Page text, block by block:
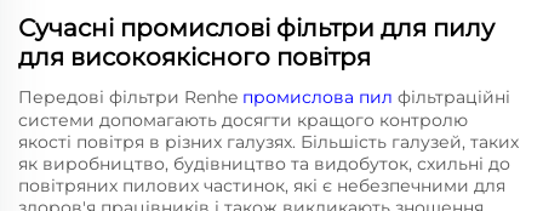
Сучасні промислові фільтри для пилу
для високоякісного повітря
Передові фільтри Renhe промислова пил фільтраційні
системи допомагають досягти кращого контролю
якості повітря в різних галузях. Більшість галузей, таких
як виробництво, будівництво та видобуток, схильні до
повітряних пилових частинок, які є небезпечними для